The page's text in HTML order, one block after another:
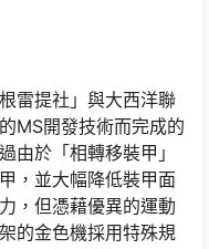
雷提社」與大西洋聯
MS開發技術而完成的
由於「相轉移裝甲」
，並大幅降低裝甲面
，但憑藉優異的運動
的金色機採用特殊規